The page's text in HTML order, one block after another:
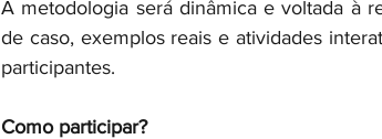
A metodologia será dinâmica e voltada à
de caso, exemplos reais e atividades
participantes.
Como participar?